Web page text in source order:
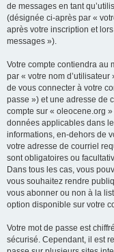
de messages en tant
(désignée ci-après par «
après votre inscription et
messages »).
Votre compte contiendra au
par « votre nom
de vous connecter à votre
passe ») et une adresse de
compte sur « oleocene.org
données applicables dans
informations, en-dehors de
votre adresse de courriel
sont obligatoires ou
Dans tous les cas, vous
vous souhaitez rendre
vous abonner ou non à la
option disponible sur votre
Votre mot de passe est
sécurisé. Cependant, il est